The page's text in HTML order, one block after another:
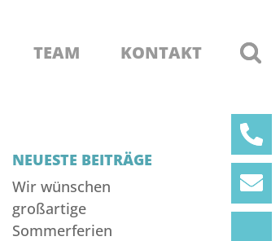
TEAM KONTAKT
NEUESTE BEITRÄGE
Wir wünschen
großartige
Sommerferien